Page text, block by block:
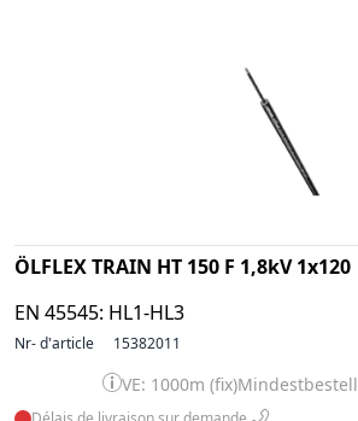
ÖLFLEX TRAIN HT 150 F 1,8kV 1x120
EN 45545: HL1-HL3
Nr- d'article 15382011
VE: 1000m (fix)